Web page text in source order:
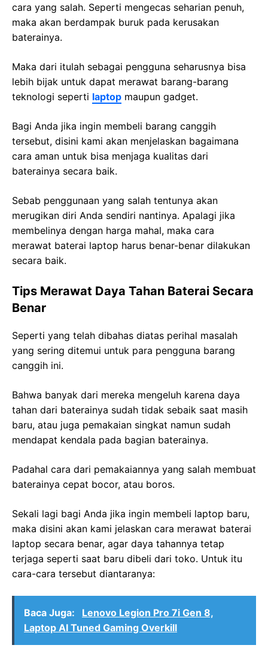
cara yang salah. Seperti mengecas seharian penuh,
maka akan berdampak buruk pada kerusakan
baterainya.
Maka dari itulah sebagai pengguna seharusnya bisa
lebih bijak untuk dapat merawat barang-barang
teknologi seperti laptop maupun gadget.
Bagi Anda jika ingin membeli barang canggih
tersebut, disini kami akan menjelaskan bagaimana
cara aman untuk bisa menjaga kualitas dari
baterainya secara baik.
Sebab penggunaan yang salah tentunya akan
merugikan diri Anda sendiri nantinya. Apalagi jika
membelinya dengan harga mahal, maka cara
merawat baterai laptop harus benar-benar dilakukan
secara baik.
Tips Merawat Daya Tahan Baterai Secara
Benar
Seperti yang telah dibahas diatas perihal masalah
yang sering ditemui untuk para pengguna barang
canggih ini.
Bahwa banyak dari mereka mengeluh karena daya
tahan dari baterainya sudah tidak sebaik saat masih
baru, atau juga pemakaian singkat namun sudah
mendapat kendala pada bagian baterainya.
Padahal cara dari pemakaiannya yang salah membuat
baterainya cepat bocor, atau boros.
Sekali lagi bagi Anda jika ingin membeli laptop baru,
maka disini akan kami jelaskan cara merawat baterai
laptop secara benar, agar daya tahannya tetap
terjaga seperti saat baru dibeli dari toko. Untuk itu
cara-cara tersebut diantaranya:
Baca Juga:
Lenovo Legion Pro 7i Gen 8,
Laptop AI Tuned Gaming Overkill